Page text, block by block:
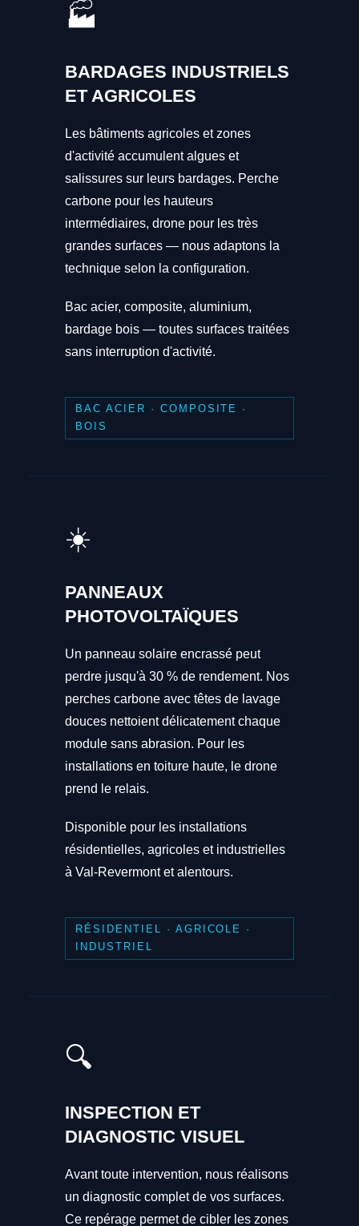
🏭
BARDAGES INDUSTRIELS
ET AGRICOLES
Les bâtiments agricoles et zones
d'activité accumulent algues et
salissures sur leurs bardages. Perche
carbone pour les hauteurs
intermédiaires, drone pour les très
grandes surfaces — nous adaptons la
technique selon la configuration.
Bac acier, composite, aluminium,
bardage bois — toutes surfaces traitées
sans interruption d'activité.
BAC ACIER · COMPOSITE ·
BOIS
☀️
PANNEAUX
PHOTOVOLTAÏQUES
Un panneau solaire encrassé peut
perdre jusqu'à 30 % de rendement. Nos
perches carbone avec têtes de lavage
douces nettoient délicatement chaque
module sans abrasion. Pour les
installations en toiture haute, le drone
prend le relais.
Disponible pour les installations
résidentielles, agricoles et industrielles
à Val-Revermont et alentours.
RÉSIDENTIEL · AGRICOLE ·
INDUSTRIEL
🔍
INSPECTION ET
DIAGNOSTIC VISUEL
Avant toute intervention, nous réalisons
un diagnostic complet de vos surfaces.
Ce repérage permet de cibler les zones